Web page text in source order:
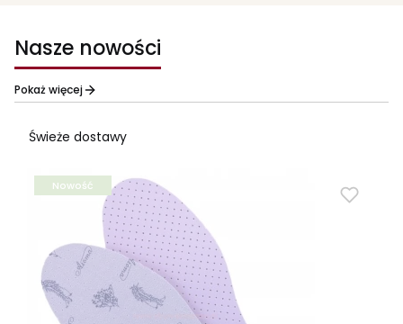
Nasze nowości
Pokaż więcej
Świeże dostawy
Nowość